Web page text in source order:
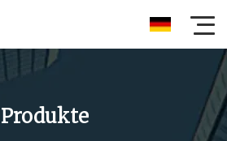
Produkte